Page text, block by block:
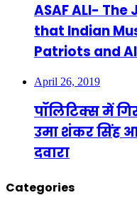
ASAF ALI-
that Indian
Patriots and
April 26, 2019
पॉलिटिक्स में
उमा शंकर सिंह
दवारा
Categories